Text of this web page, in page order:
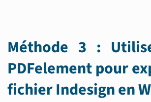
Méthode 3 :
PDFelement pour
fichier Indesign en